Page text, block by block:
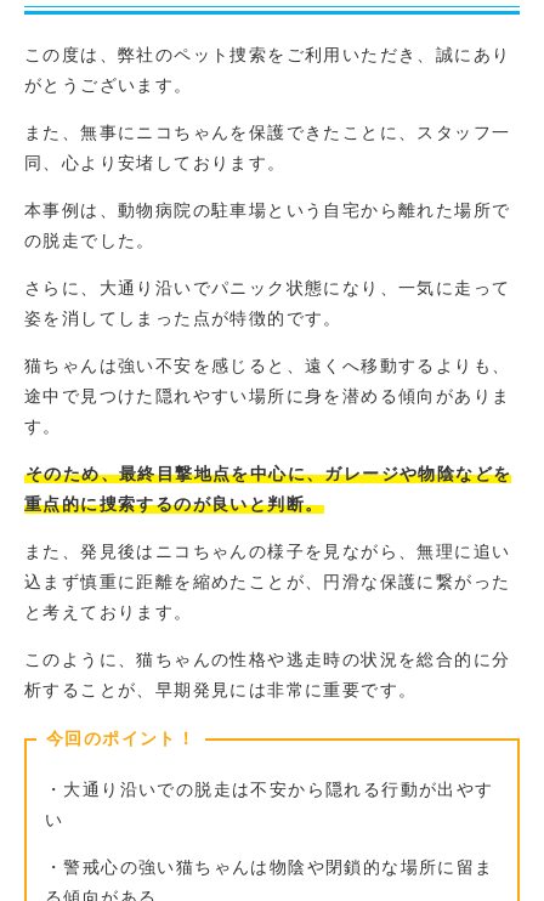
この度は、弊社のペット捜索をご利用いただき、誠にあり
がとうございます。
また、無事にニコちゃんを保護できたことに、スタッフ一
同、心より安堵しております。
本事例は、動物病院の駐車場という自宅から離れた場所で
の脱走でした。
さらに、大通り沿いでパニック状態になり、一気に走って
姿を消してしまった点が特徴的です。
猫ちゃんは強い不安を感じると、遠くへ移動するよりも、
途中で見つけた隠れやすい場所に身を潜める傾向がありま
す。
そのため、最終目撃地点を中心に、ガレージや物陰などを
重点的に捜索するのが良いと判断。
また、発見後はニコちゃんの様子を見ながら、無理に追い
込まず慎重に距離を縮めたことが、円滑な保護に繋がった
と考えております。
このように、猫ちゃんの性格や逃走時の状況を総合的に分
析することが、早期発見には非常に重要です。
今回のポイント！
・大通り沿いでの脱走は不安から隠れる行動が出やす
い
・警戒心の強い猫ちゃんは物陰や閉鎖的な場所に留ま
る傾向がある